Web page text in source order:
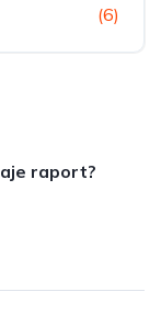
(6)
raport?